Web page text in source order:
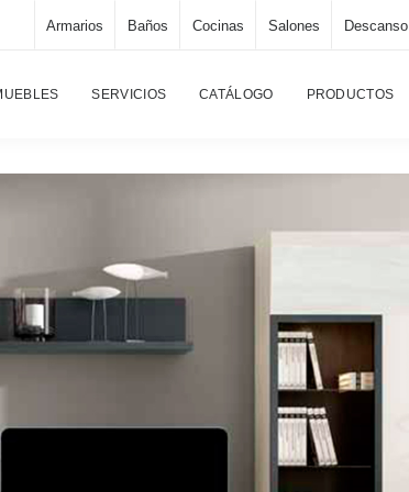
Armarios Baños Cocinas Salones Descanso
SERVICIOS CATÁLOGO PRODUCTOS